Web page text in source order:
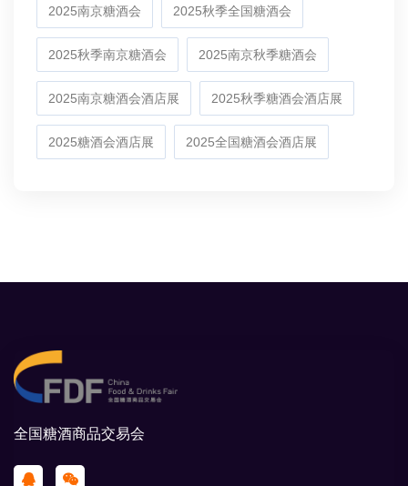
2025南京糖酒会 2025秋季全国糖酒会
2025秋季南京糖酒会 2025南京秋季糖酒会
2025南京糖酒会酒店展 2025秋季糖酒会酒店展
2025糖酒会酒店展 2025全国糖酒会酒店展
全国糖酒商品交易会